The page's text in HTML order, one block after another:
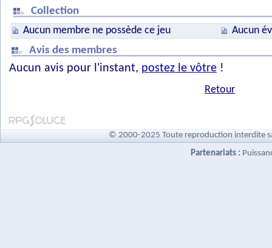
Collection
Aucun membre ne possède ce jeu
Aucun
Avis des membres
Aucun avis pour l'instant, postez le vôtre !
Retour
© 2000-2025 Toute reproduction interdite
Partenariats :